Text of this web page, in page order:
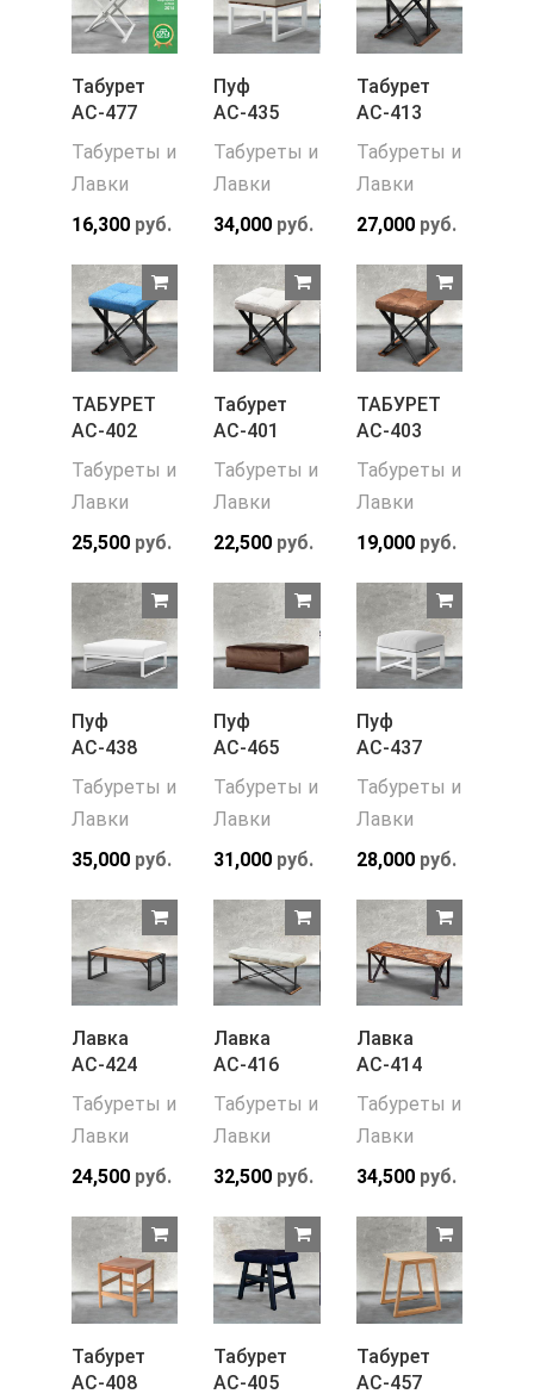
Табурет
АС-477
Табуреты и
Лавки
16,300 руб.
Пуф
АС-435
Табуреты и
Лавки
34,000 руб.
Табурет
АС-413
Табуреты и
Лавки
27,000руб.
ТАБУРЕТ
АС-402
Табуреты и
Лавки
25,500 руб.
Табурет
АС-401
Табуреты и
Лавки
22,500 руб.
ТАБУРЕТ
АС-403
Табуреты и
Лавки
19,000руб.
Пуф
АС-438
Табуреты и
Лавки
35,000 руб.
Пуф
АС-465
Табуреты и
Лавки
31,000 руб.
Пуф
АС-437
Табуреты и
Лавки
28,000руб.
Лавка
АС-424
Табуреты и
Лавки
24,500 руб.
Лавка
АС-416
Табуреты и
Лавки
32,500 руб.
Лавка
АС-414
Табуреты и
Лавки
34,500руб.
Табурет
АС-408
Табурет
АС-405
Табурет
АС-457